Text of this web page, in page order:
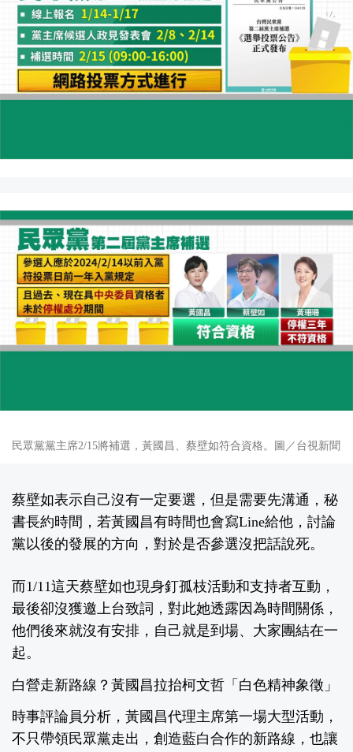
民眾黨黨主席2/15將補選，黃國昌、蔡壁如符合資格。圖／台視新聞
蔡壁如表示自己沒有一定要選，但是需要先溝通，秘
書長約時間，若黃國昌有時間也會寫Line給他，討論
黨以後的發展的方向，對於是否參選沒把話說死。
而1/11這天蔡壁如也現身釘孤枝活動和支持者互動，
最後卻沒獲邀上台致詞，對此她透露因為時間關係，
他們後來就沒有安排，自己就是到場、大家團結在一
起。
白營走新路線？黃國昌拉抬柯文哲「白色精神象徵」
時事評論員分析，黃國昌代理主席第一場大型活動，
不只帶領民眾黨走出，創造藍白合作的新路線，也讓